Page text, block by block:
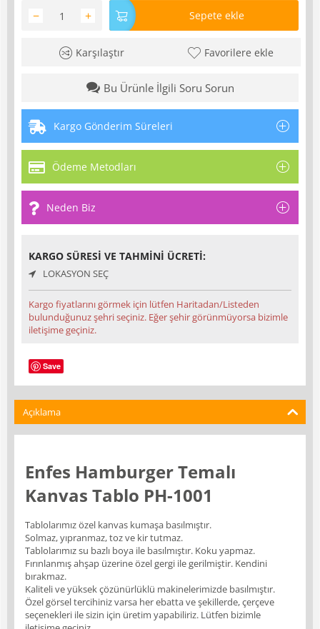
+
− Sepete ekle
Karşılaştır Favorilere ekle
Bu Ürünle İlgili Soru Sorun
Kargo Gönderim Süreleri
Ödeme Metodları
Neden Biz
KARGO SÜRESI VE TAHMINI ÜCRETI:
LOKASYON SEÇ
Kargo fiyatlarını görmek için lütfen Haritadan/Listeden
bulunduğunuz şehri seçiniz. Eğer şehir görünmüyorsa bizimle
iletişime geçiniz.
Save
Açıklama
Enfes Hamburger Temalı
Kanvas Tablo PH-1001
Tablolarımız özel kanvas kumaşa basılmıştır.
Solmaz, yıpranmaz, toz ve kir tutmaz.
Tablolarımız su bazlı boya ile basılmıştır. Koku yapmaz.
Fırınlanmış ahşap üzerine özel gergi ile gerilmiştir. Kendini
bırakmaz.
Kaliteli ve yüksek çözünürlüklü makinelerimizde basılmıştır.
Özel görsel tercihiniz varsa her ebatta ve şekillerde, çerçeve
seçenekleri ile sizin için üretim yapabiliriz. Lütfen bizimle